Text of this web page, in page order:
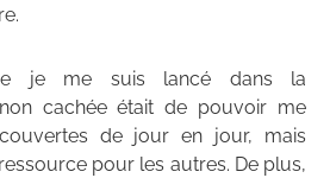
je me suis lancé dans la
non cachée était de pouvoir me
de jour en jour, mais
pour les autres. De plus,